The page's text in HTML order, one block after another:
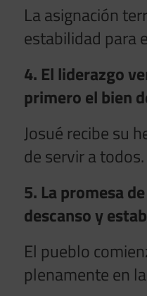
La asignación
estabilidad para
4. El liderazgo
primero el bien
Josué recibe su
de servir a todos.
5. La promesa
descanso y
El pueblo
plenamente en